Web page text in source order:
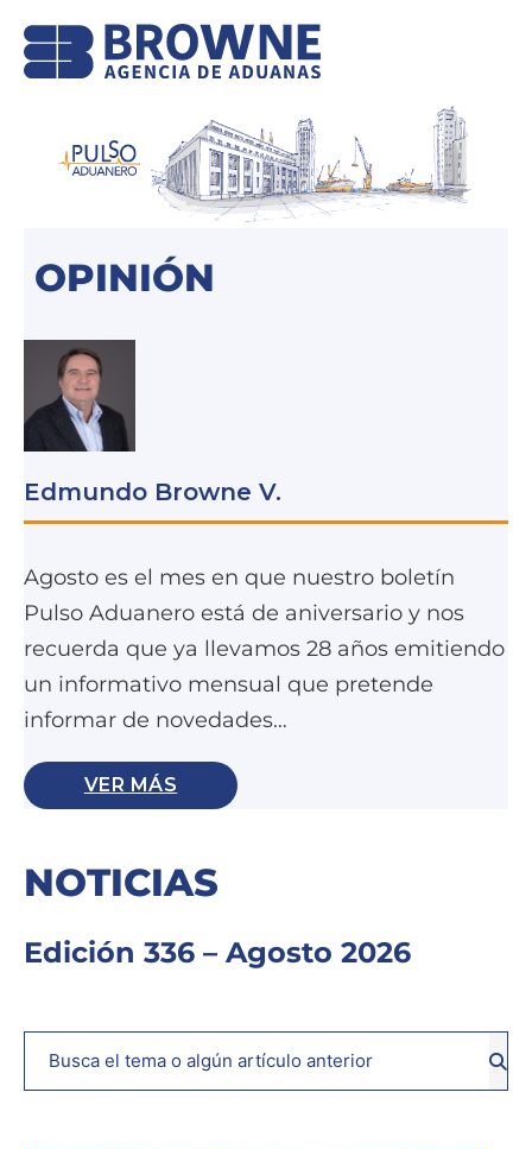
OPINIÓN
Edmundo Browne V.
Agosto es el mes en que nuestro boletín
Pulso Aduanero está de aniversario y nos
recuerda que ya llevamos 28 años emitiendo
un informativo mensual que pretende
informar de novedades…
VER MÁS
NOTICIAS
Edición 336 – Agosto 2026
Buscar